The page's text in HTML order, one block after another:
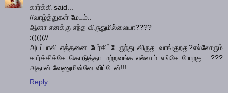
கார்க்கி said...
//வாழ்த்துகள் மேடம்..
ஆனா எனக்கு எந்த விருதுமில்லையா????
:(((((//
அடப்பாவி எத்தனை பேர்கிட்டேருந்து விருது வாங்குறது?எல்லோரும்
கார்க்கிக்கே கொடுத்தா மற்றவங்க எல்லாம் எங்கே போறது....???
அதான் வேணுமின்னே விட்டேன்!!!
Reply